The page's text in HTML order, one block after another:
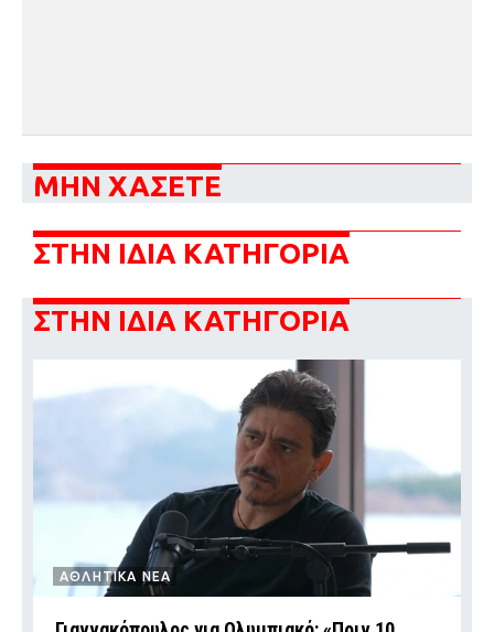
ΜΗΝ ΧΑΣΕΤΕ
ΣΤΗΝ ΙΔΙΑ ΚΑΤΗΓΟΡΙΑ
ΣΤΗΝ ΙΔΙΑ ΚΑΤΗΓΟΡΙΑ
ΑΘΛΗΤΙΚΑ ΝΕΑ